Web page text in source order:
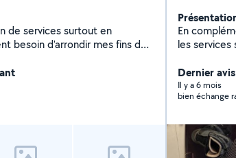
de services surtout en
cordialement, Béatrice.
En
les
des propriétaires
tous niveaux - consultante en financement / coaching
en gestion
Dernier
Il y a 6 mois
bien échange